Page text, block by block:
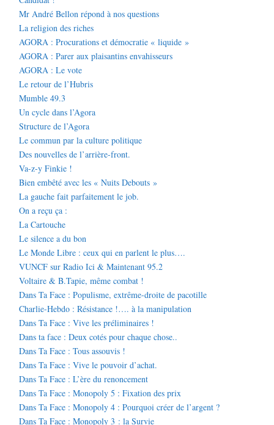
Mr André Bellon répond à nos questions
La religion des riches
AGORA : Procurations et démocratie « liquide »
AGORA : Parer aux plaisantins envahisseurs
AGORA : Le vote
Le retour de l’Hubris
Mumble 49.3
Un cycle dans l’Agora
Structure de l’Agora
Le commun par la culture politique
Des nouvelles de l’arrière-front.
Va-z-y Finkie !
Bien embêté avec les « Nuits Debouts »
La gauche fait parfaitement le job.
On a reçu ça :
La Cartouche
Le silence a du bon
Le Monde Libre : ceux qui en parlent le plus….
VUNCF sur Radio Ici & Maintenant 95.2
Voltaire & B.Tapie, même combat !
Dans Ta Face : Populisme, extrême-droite de pacotille
Charlie-Hebdo : Résistance !…. à la manipulation
Dans Ta Face : Vive les préliminaires !
Dans ta face : Deux cotés pour chaque chose..
Dans Ta Face : Tous assouvis !
Dans Ta Face : Vive le pouvoir d’achat.
Dans Ta Face : L’ère du renoncement
Dans Ta Face : Monopoly 5 : Fixation des prix
Dans Ta Face : Monopoly 4 : Pourquoi créer de l’argent ?
Dans Ta Face : Monopoly 3 : la Survie